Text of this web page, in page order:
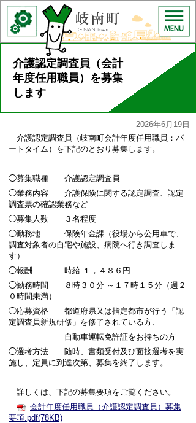
介護認定調査員（会計
年度任用職員）を募集
します
2026年6月19日
介護認定調査員（岐南町会計年度任用職員：パ
ートタイム）を下記のとおり募集します。
◯募集職種 介護認定調査員
◯業務内容 介護保険に関する認定調査、認定
調査票の確認業務など
◯募集人数 ３名程度
◯勤務地 保険年金課（役場から公用車で、
調査対象者の自宅や施設、病院へ行き調査しま
す）
◯報酬 時給 １，４８６円
◯勤務時間 ８時３０分 ～１７時１５分（週２
０時間未満）
◯応募資格 都道府県又は指定都市が行う「認
定調査員新規研修」を修了されている方、
自動車運転免許証をお持ちの方
◯選考方法 随時、書類受付及び面接選考を実
施し、定員に到達次第、募集を終了します。
詳しくは、下記の募集要項をご覧ください。
会計年度任用職員（介護認定調査員）募集
要項.pdf(78KB)